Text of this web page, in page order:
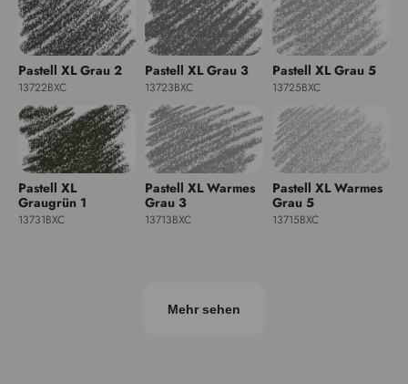
Pastell XL Grau 2
13722BXC
Pastell XL Grau 3
13723BXC
Pastell XL Grau 5
13725BXC
Pastell XL
Graugrün 1
13731BXC
Pastell XL Warmes
Grau 3
13713BXC
Pastell XL Warmes
Grau 5
13715BXC
Mehr sehen